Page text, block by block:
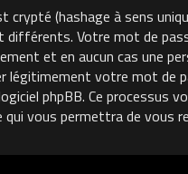
(hashage à sens
Votre mot de
et en aucun cas une
légitimement votre mot de
phpBB. Ce processus
vous permettra de vous